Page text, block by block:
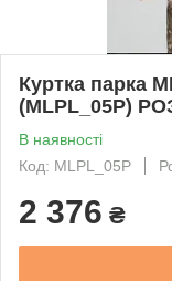
Куртка парка
(MLPL_05P)
В наявності
Код: MLPL_05P
2 376 ₴